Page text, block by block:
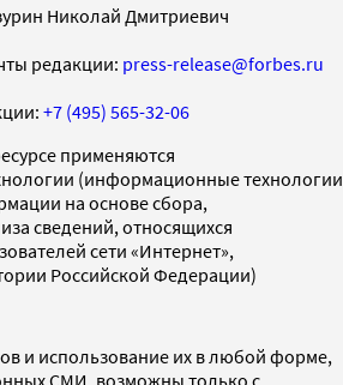
Николай Дмитриевич
редакции: press-release@forbes.ru
+7 (495) 565-32-06
применяются
(информационные технологии
на основе сбора,
сведений, относящихся
сети «Интернет»,
Российской Федерации)
и использование их в любой форме,
СМИ, возможны только с